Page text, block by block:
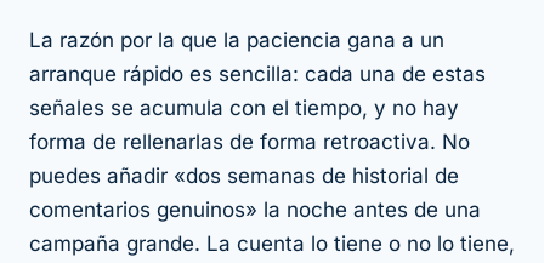
La razón por la que la paciencia gana a un
arranque rápido es sencilla: cada una de estas
señales se acumula con el tiempo, y no hay
forma de rellenarlas de forma retroactiva. No
puedes añadir «dos semanas de historial de
comentarios genuinos» la noche antes de una
campaña grande. La cuenta lo tiene o no lo tiene,